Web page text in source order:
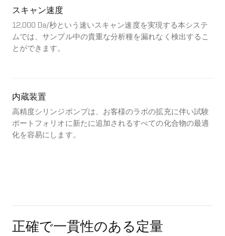
スキャン速度
12,000 Da/秒という速いスキャン速度を実現する本システ
ムでは、サンプル中の貴重な分析種を漏れなく検出するこ
とができます。
内蔵装置
高精度シリンジポンプは、お客様のラボの拡充に伴い試験
ポートフォリオに新たに追加されるすべての化合物の最適
化を容易にします。
正確で一貫性のある定量